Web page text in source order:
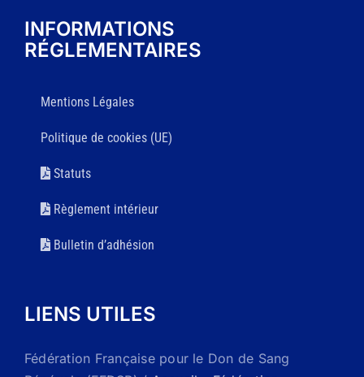
INFORMATIONS
RÉGLEMENTAIRES
Mentions Légales
Politique de cookies (UE)
Statuts
Règlement intérieur
Bulletin d’adhésion
LIENS UTILES
Fédération Française pour le Don de Sang